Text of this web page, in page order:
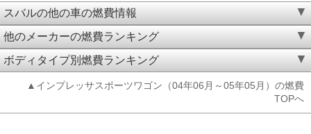
スバルの他の車の燃費情報
他のメーカーの燃費ランキング
ボディタイプ別燃費ランキング
▲インプレッサスポーツワゴン（04年06月～05年05月）の燃費
TOPへ